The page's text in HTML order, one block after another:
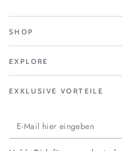
SHOP
EXPLORE
EXKLUSIVE VORTEILE
Mail